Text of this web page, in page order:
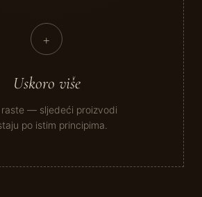
+
Uskoro više
raste — sljedeći proizvodi
po istim principima.